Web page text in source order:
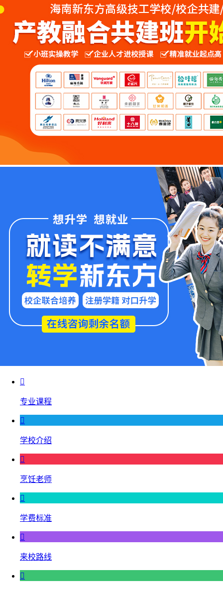

专业课程

学校介绍

烹饪老师

学费标准

来校路线
